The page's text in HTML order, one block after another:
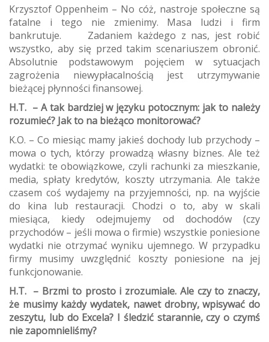
Krzysztof Oppenheim – No cóż, nastroje społeczne są
fatalne i tego nie zmienimy. Masa ludzi i firm
bankrutuje. Zadaniem każdego z nas, jest robić
wszystko, aby się przed takim scenariuszem obronić.
Absolutnie podstawowym pojęciem w sytuacjach
zagrożenia niewypłacalnością jest utrzymywanie
bieżącej płynności finansowej.
H.T. – A tak bardziej w języku potocznym: jak to należy
rozumieć? Jak to na bieżąco monitorować?
K.O. – Co miesiąc mamy jakieś dochody lub przychody –
mowa o tych, którzy prowadzą własny biznes. Ale też
wydatki: te obowiązkowe, czyli rachunki za mieszkanie,
media, spłaty kredytów, koszty utrzymania. Ale także
czasem coś wydajemy na przyjemności, np. na wyjście
do kina lub restauracji. Chodzi o to, aby w skali
miesiąca, kiedy odejmujemy od dochodów (czy
przychodów – jeśli mowa o firmie) wszystkie poniesione
wydatki nie otrzymać wyniku ujemnego. W przypadku
firmy musimy uwzględnić koszty poniesione na jej
funkcjonowanie.
H.T. – Brzmi to prosto i zrozumiale. Ale czy to znaczy,
że musimy każdy wydatek, nawet drobny, wpisywać do
zeszytu, lub do Excela? I śledzić starannie, czy o czymś
nie zapomnieliśmy?